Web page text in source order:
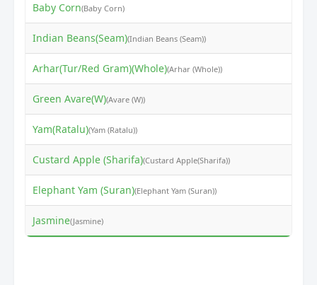
Baby Corn(Baby Corn)
Indian Beans(Seam)(Indian Beans (Seam))
Arhar(Tur/Red Gram)(Whole)(Arhar (Whole))
Green Avare(W)(Avare (W))
Yam(Ratalu)(Yam (Ratalu))
Custard Apple (Sharifa)(Custard Apple(Sharifa))
Elephant Yam (Suran)(Elephant Yam (Suran))
Jasmine(Jasmine)